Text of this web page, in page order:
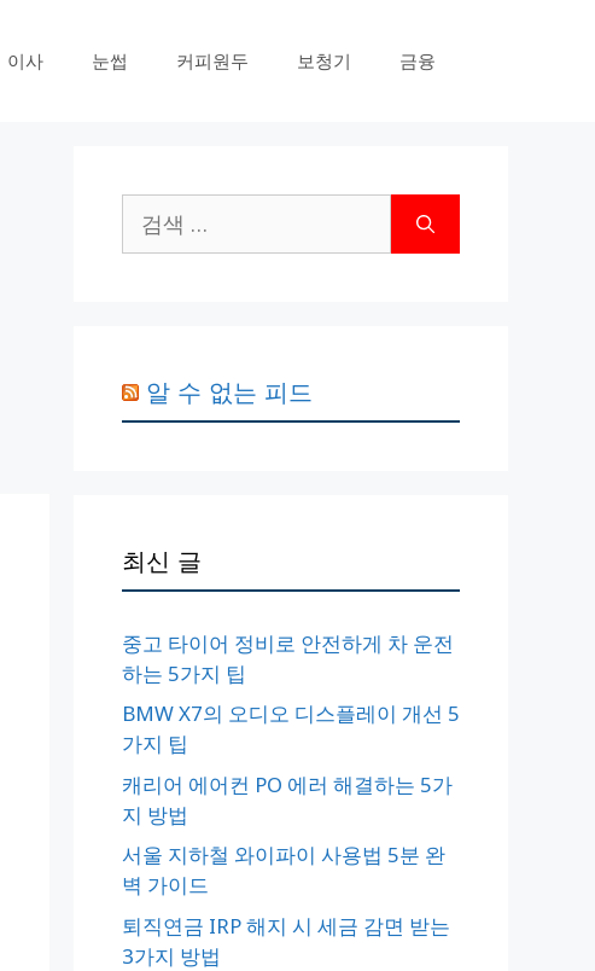
이사 눈썹 커피원두 보청기 금융
색:
알 수 없는 피드
최신 글
중고 타이어 정비로 안전하게 차 운전
하는 5가지 팁
BMW X7의 오디오 디스플레이 개선 5
가지 팁
캐리어 에어컨 PO 에러 해결하는 5가
지 방법
서울 지하철 와이파이 사용법 5분 완
벽 가이드
퇴직연금 IRP 해지 시 세금 감면 받는
3가지 방법